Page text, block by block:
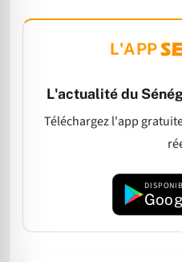
L'APP
L'actualité du
Téléchargez l'app